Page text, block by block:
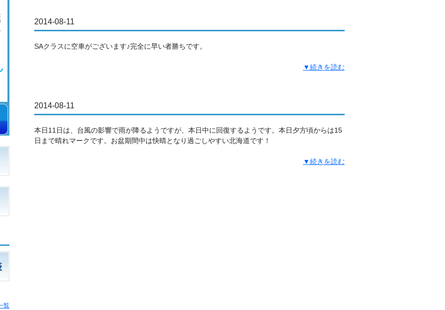
2014-08-11
SAクラスに空車がございます♪完全に早い者勝ちです。
▼続きを読む
2014-08-11
本日11日は、台風の影響で雨が降るようですが、本日中に回復するようです。本日夕方頃からは15
日まで晴れマークです。お盆期間中は快晴となり過ごしやすい北海道です！
▼続きを読む
覧